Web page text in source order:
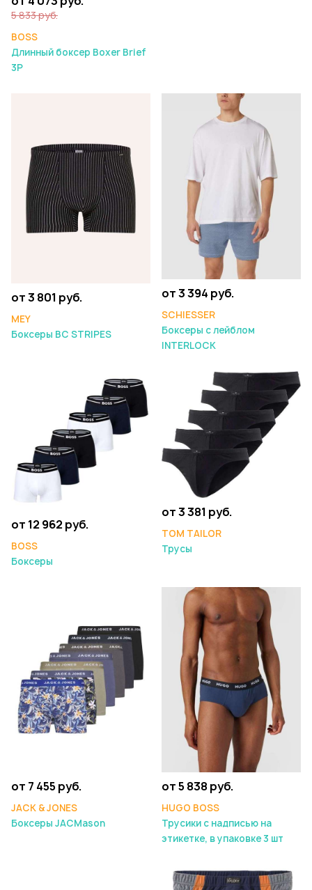
5 833 руб.
BOSS
Длинный боксер Boxer Brief
3P
от 3 801 руб.
MEY
Боксеры BC STRIPES
от 3 394 руб.
SCHIESSER
Боксеры с лейблом
INTERLOCK
от 12 962 руб.
BOSS
Боксеры
от 3 381 руб.
TOM TAILOR
Трусы
от 7 455 руб.
JACK & JONES
Боксеры JACMason
от 5 838 руб.
HUGO BOSS
Трусики с надписью на
этикетке, в упаковке 3 шт